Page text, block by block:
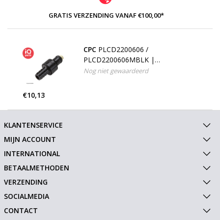
GRATIS VERZENDING VANAF €100,00*
CPC PLCD2200606 /
PLCD2200606MBLK |
Insteeknippel | ABS | slangpilaar
Nog niet gewaardeerd
€10,13
KLANTENSERVICE
MIJN ACCOUNT
INTERNATIONAL
BETAALMETHODEN
VERZENDING
SOCIALMEDIA
CONTACT